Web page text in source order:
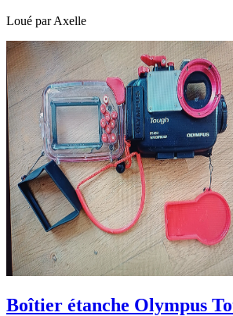
Loué parAxelle
Boîtier étanche Olympus